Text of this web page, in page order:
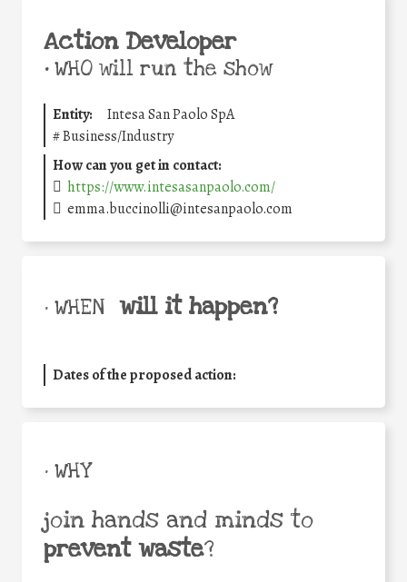
Action Developer
•WHO will run the show
Entity:
Intesa San Paolo SpA
#Business/Industry
How can you get in contact:
https://www.intesasanpaolo.com/
emma.buccinolli@intesanpaolo.com
• WHEN will it happen?
Dates of the proposed action:
• WHY
join hands and minds to
prevent waste?